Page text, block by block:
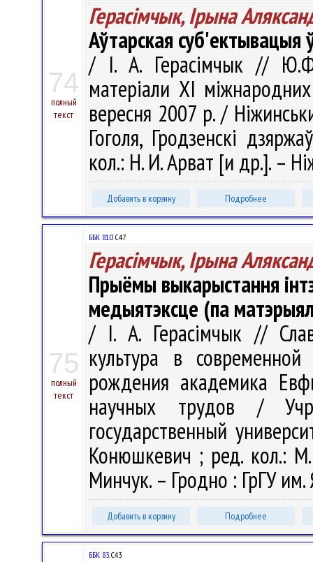
74
полный
текст
Герасімчык, Ірына
Аўтарская суб'ектывацыя
/ І. А. Герасімчык //
матерiали XI
вересня 2007 р. /
Гоголя, Гродзенскi
кол.: Н. И. Арват [и др.]. –
Добавить в корзину Подробнее
75
полный
текст
ББК 81.0 С47
Герасімчык, Ірына
Прыёмы выкарыстання
медыятэксце (па
/ І. А. Герасімчык //
культура в
рождения академика
научных трудов /
государственный
Конюшкевич ; ред. кол.:
Минчук. – Гродно : ГрГУ
Добавить в корзину Подробнее
ББК 83.С43